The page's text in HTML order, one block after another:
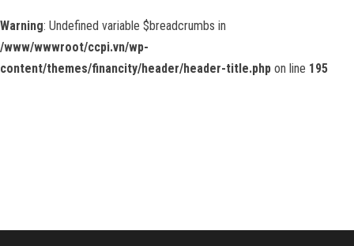
Warning: Undefined variable $breadcrumbs in
/www/wwwroot/ccpi.vn/wp-
content/themes/financity/header/header-title.php on line 195